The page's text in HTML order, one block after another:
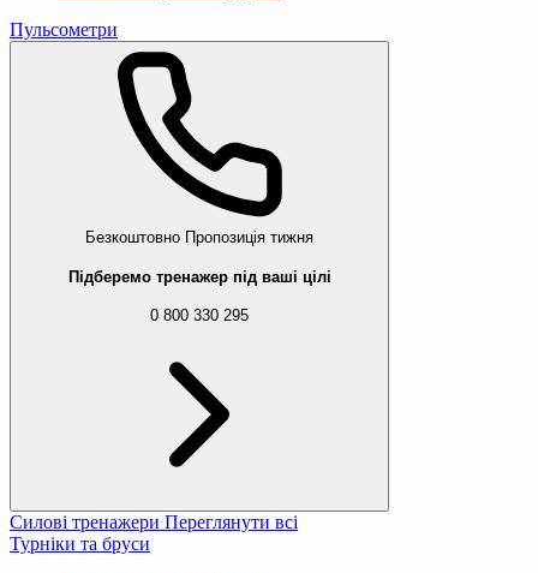
Пульсометри
Безкоштовно Пропозиція тижня
Підберемо тренажер під ваші цілі
0 800 330 295
Силові тренажери Переглянути всі
Турніки та бруси